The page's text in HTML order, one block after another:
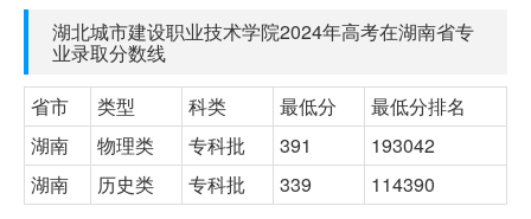
湖北城市建设职业技术学院2024年高考在湖南省专
业录取分数线
省市
类型 科类 最低分
最低分排名
湖南
物理类 专科批 391
193042
湖南
历史类 专科批 339 114390